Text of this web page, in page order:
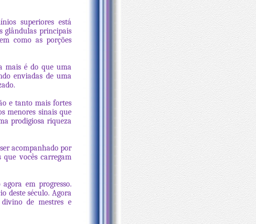
superiores está
glândulas principais
como as porções
mais é do que uma
enviadas de uma
e tanto mais fortes
menores sinais que
prodigiosa riqueza
acompanhado por
que vocês carregam
em progresso.
deste século. Agora
de mestres e